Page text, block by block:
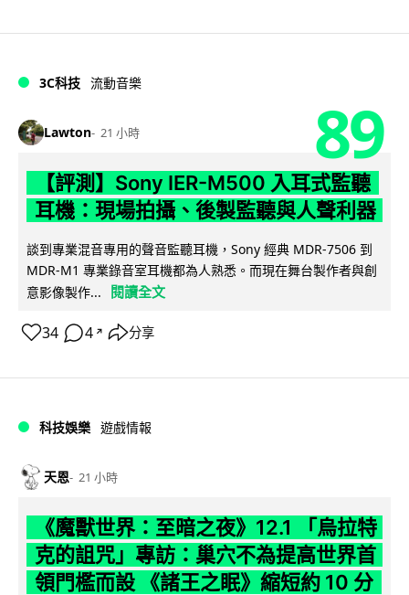
3C科技 流動音樂
Lawton 21 小時 89
【評測】Sony IER-M500 入耳式監聽
耳機：現場拍攝、後製監聽與人聲利器
談到專業混音專用的聲音監聽耳機，Sony 經典 MDR-7506 到
MDR-M1 專業錄音室耳機都為人熟悉。而現在舞台製作者與創
意影像製作...
閱讀全文
34 4 ↗ 分享
科技娛樂 遊戲情報
天恩 21 小時
《魔獸世界：至暗之夜》12.1 「烏拉特
克的詛咒」專訪：巢穴不為提高世界首
領門檻而設 《諸王之眠》縮短約 10 分